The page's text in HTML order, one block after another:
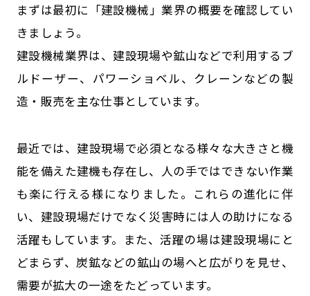
まずは最初に「建設機械」業界の概要を確認してい
きましょう。
建設機械業界は、建設現場や鉱山などで利用するブ
ルドーザー、パワーショベル、クレーンなどの製
造・販売を主な仕事としています。
最近では、建設現場で必須となる様々な大きさと機
能を備えた建機も存在し、人の手ではできない作業
も楽に行える様になりました。これらの進化に伴
い、建設現場だけでなく災害時には人の助けになる
活躍もしています。また、活躍の場は建設現場にと
どまらず、炭鉱などの鉱山の場へと広がりを見せ、
需要が拡大の一途をたどっています。